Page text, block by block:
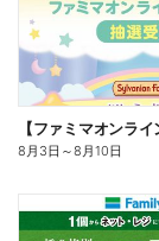
8月3日 ～8月10日